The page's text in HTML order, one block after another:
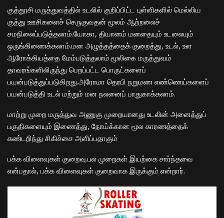
குத்தூசி மருத்துவத்தில் உடலில் குறிப்பிட்ட புள்ளிகளில் மெல்லிய
குத்து ஊசிகளைச் செருகுவதன் மூலம் ஆற்றலைச்
சமநிலைப்படுத்தலாம்.யோகா, தியானம் மனதையும் உடலையும்
ஒருங்கிணைக்கலாம்.மன அழுத்தத்தைக் குறைத்து, உடல், உள
ஆரோக்கியத்தை மேம்படுத்தலாம்.மூலிகை மருத்துவம்
தாவரங்களிலிருந்து பெறப்பட்ட பொருட்களைப்
பயன்படுத்துப்படுகிறது.அரோமா தெரபி நறுமண எண்ணெய்களைப்
பயன்படுத்தி உடல் மற்றும் மன நலனைப் பாதுகாக்கலாம்.
மாற்று முறை மருத்துவ அணுகு முறையானது உடலின் அனைத்துப்
பகுதிகளையும் இணைத்து, நோய்க்கான மூல காரணத்தைக்
கண்டறிந்து சிகிச்சை அளிப்பதாகும்
பக்க விளைவுகள் குறைவு.பல முறைகள் இயற்கை சார்ந்தவை
என்பதால், பக்க விளைவுகள் குறைவாக இருக்கும் என்றார்.